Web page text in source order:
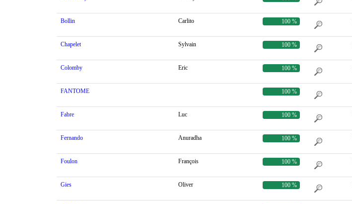
Bollin Carlito 100 %
Chapelet Sylvain 100 %
Colomby Eric 100 %
FANTOME 100 %
Fabre Luc 100 %
Fernando Anuradha 100 %
Foulon François 100 %
Gies Oliver 100 %